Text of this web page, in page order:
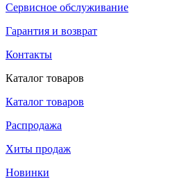
Сервисное обслуживание
Гарантия и возврат
Контакты
Каталог товаров
Каталог товаров
Распродажа
Хиты продаж
Новинки